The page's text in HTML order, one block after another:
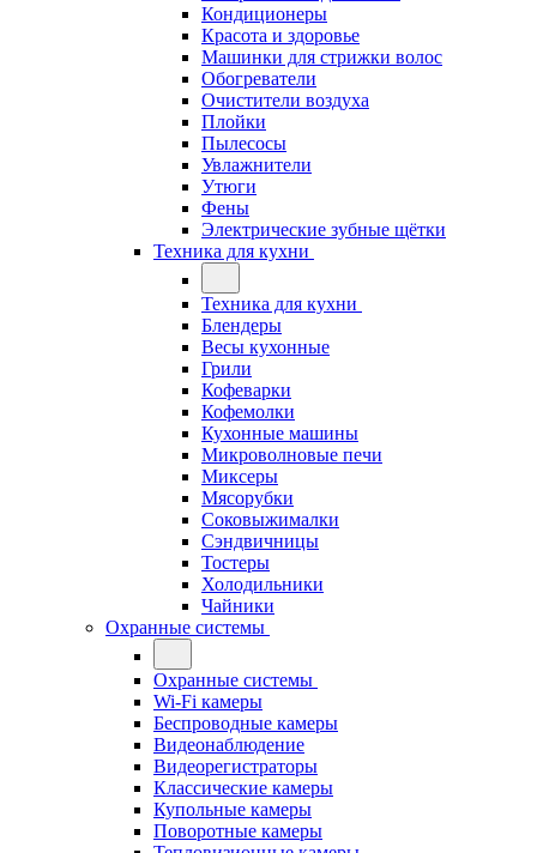
Кондиционеры
Красота и здоровье
Машинки для стрижки волос
Обогреватели
Очистители воздуха
Плойки
Пылесосы
Увлажнители
Утюги
Фены
Электрические зубные щётки
Техника для кухни
Техника для кухни
Блендеры
Весы кухонные
Грили
Кофеварки
Кофемолки
Кухонные машины
Микроволновые печи
Миксеры
Мясорубки
Соковыжималки
Сэндвичницы
Тостеры
Холодильники
Чайники
Охранные системы
Охранные системы
Wi-Fi камеры
Беспроводные камеры
Видеонаблюдение
Видеорегистраторы
Классические камеры
Купольные камеры
Поворотные камеры